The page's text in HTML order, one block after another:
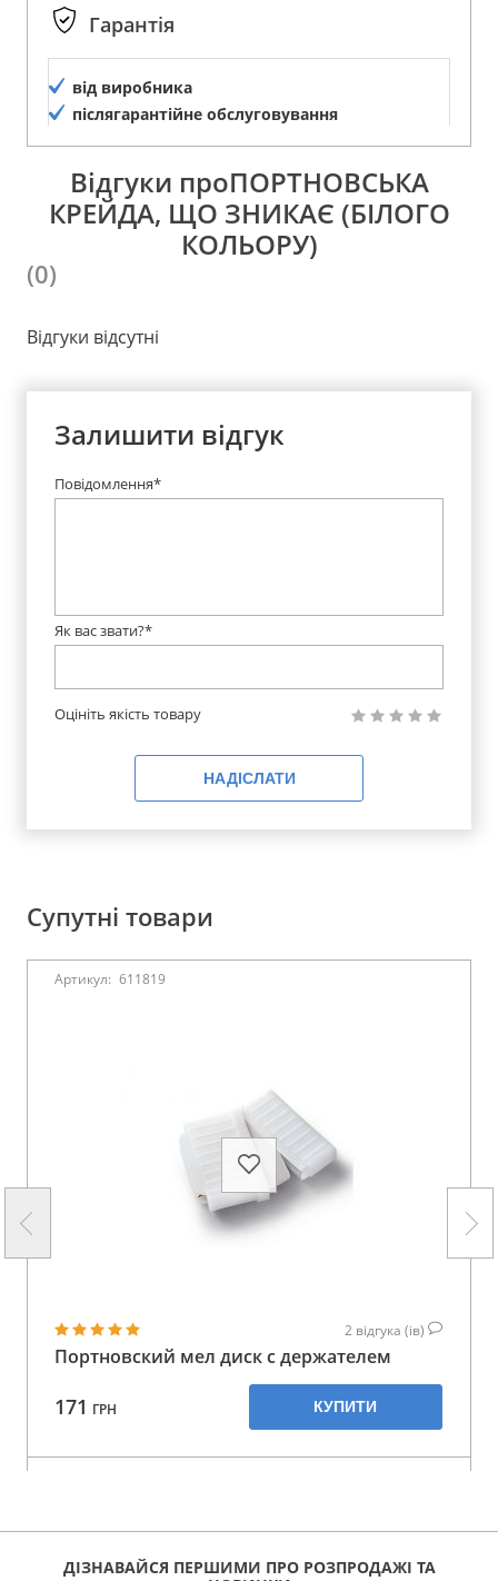
Гарантія
від виробника
післягарантійне обслуговування
Відгуки проПОРТНОВСЬКА
КРЕЙДА, ЩО ЗНИКАЄ (БІЛОГО
КОЛЬОРУ)
(0)
Відгуки відсутні
Залишити відгук
Повідомлення*
Як вас звати?*
Оцініть якість товару
НАДІСЛАТИ
Супутні товари
Артикул: 611819
2 відгука (ів)
Портновский мел диск с держателем
171 ГРН КУПИТИ
ДІЗНАВАЙСЯ ПЕРШИМИ ПРО РОЗПРОДАЖІ ТА